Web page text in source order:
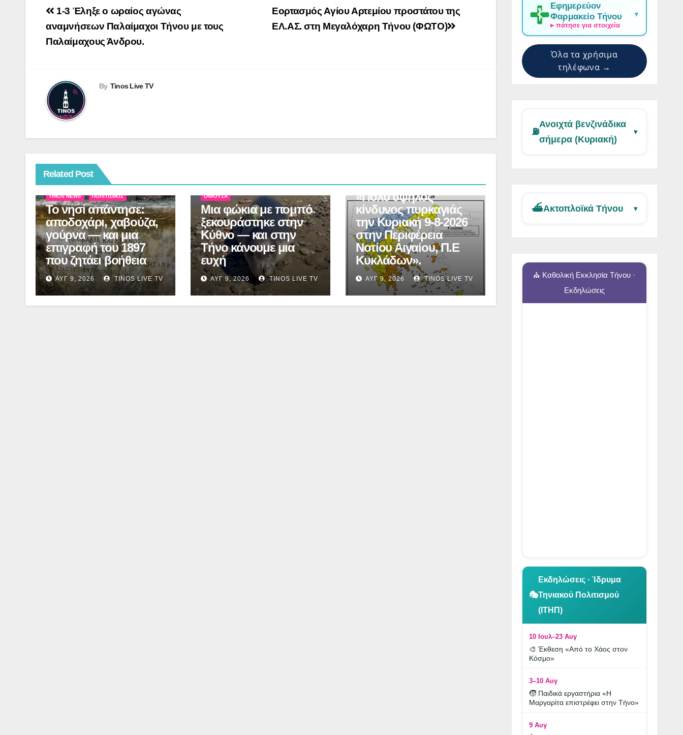
Πλοήγηση
άρθρων
Εορτασμός Αγίου Αρτεμίου προστάτου της
ΕΛ.ΑΣ. στη Μεγαλόχαρη Τήνου (ΦΩΤΟ)
1-3 Έληξε ο ωραίος αγώνας
αναμνήσεων Παλαίμαχοι Τήνου με τους
Παλαίμαχους Άνδρου.
By Tinos Live TV
Related Post
TINOS NEWS ΠΟΛΙΤΙΣΜΌΣ
Το νησί απάντησε:
αποδοχάρι, χαβούζα,
γούρνα — και μια
επιγραφή του 1897
που ζητάει βοήθεια
ΑΥΓ 9, 2026 TINOS LIVE TV
ΟΦΙΟΎΣΑ
Μια φώκια με πομπό
ξεκουράστηκε στην
Κύθνο — και στην
Τήνο κάνουμε μια
ευχή
ΑΥΓ 9, 2026 TINOS LIVE TV
TINOS NEWS ΔΉΜΟΣ ΤΉΝΟΥ
«Πολύ υψηλός
κίνδυνος πυρκαγιάς
την Κυριακή 9-8-2026
στην Περιφέρεια
Νοτίου Αιγαίου, Π.Ε
Κυκλάδων».
ΑΥΓ 9, 2026 TINOS LIVE TV
Εφημερεύον
Φαρμακείο Τήνου
▸ πάτησε για στοιχεία
▼
Όλα τα χρήσιμα
τηλέφωνα →
⛽
Ανοιχτά βενζινάδικα
σήμερα (Κυριακή)
▾
⛴️Ακτοπλοϊκά Τήνου ▾
⛪ Καθολική Εκκλησία Τήνου ·
Εκδηλώσεις
👆 Κλικ για περιήγηση
🎭
Εκδηλώσεις · Ίδρυμα
Τηνιακού Πολιτισμού
(ΙΤΗΠ)
10 Ιουλ–23 Αυγ
🎨 Έκθεση «Από το Χάος στον
Κόσμο»
3–10 Αυγ
🧒 Παιδικά εργαστήρια «Η
Μαργαρίτα επιστρέφει στην Τήνο»
9 Αυγ